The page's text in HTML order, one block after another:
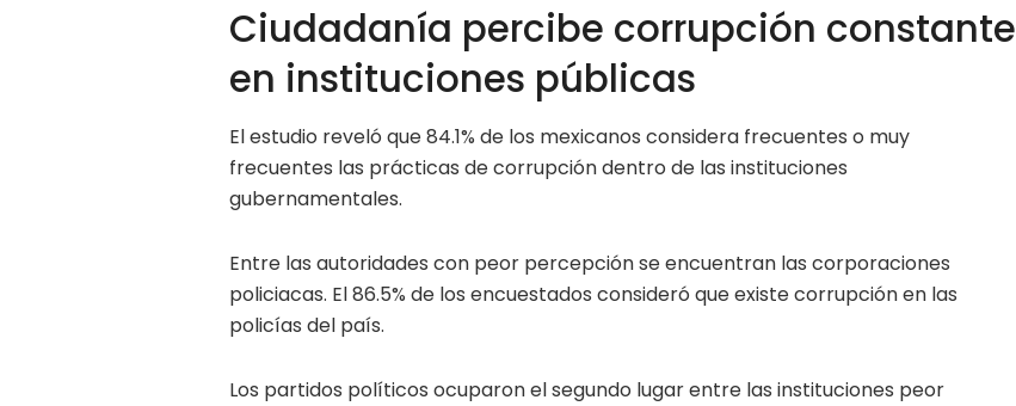
Ciudadanía percibe corrupción constante
en instituciones públicas
El estudio reveló que 84.1% de los mexicanos considera frecuentes o muy
frecuentes las prácticas de corrupción dentro de las instituciones
gubernamentales.
Entre las autoridades con peor percepción se encuentran las corporaciones
policiacas. El 86.5% de los encuestados consideró que existe corrupción en las
policías del país.
Los partidos políticos ocuparon el segundo lugar entre las instituciones peor